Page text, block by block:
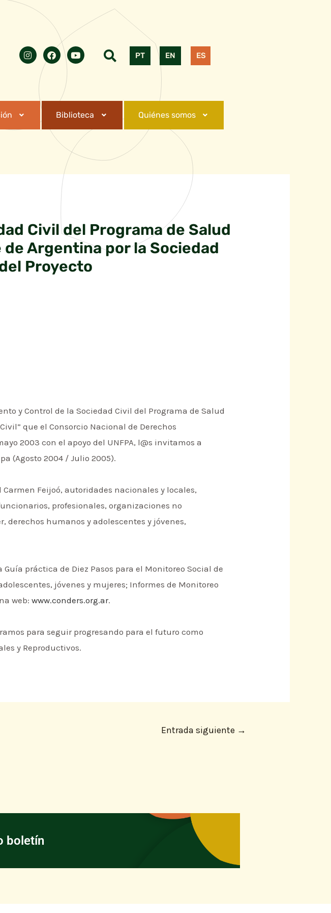
PT EN ES
Biblioteca Quiénes somos
Civil del Programa de Salud
Argentina por la Sociedad
Proyecto
y Control de la Sociedad Civil del Programa de Salud
que el Consorcio Nacional de Derechos
2003 con el apoyo del UNFPA, l@s invitamos a
(Agosto 2004 / Julio 2005).
Feijoó, autoridades nacionales y locales,
profesionales, organizaciones no
humanos y adolescentes y jóvenes,
práctica de Diez Pasos para el Monitoreo Social de
jóvenes y mujeres; Informes de Monitoreo
web:www.conders.org.ar.
para seguir progresando para el futuro como
y Reproductivos.
Entrada siguiente →
boletín